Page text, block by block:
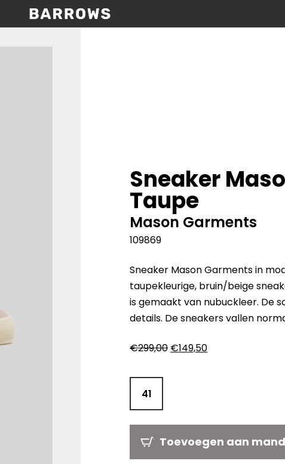
Sneaker
Taupe
Mason Garments
109869
Sneaker Mason Garments in
taupekleurige, bruin/beige
is gemaakt van nubuckleer. De
details. De sneakers vallen
€299,00 Oorspronkelijke
€149,50Huidige
41
Toevoegen aan mand